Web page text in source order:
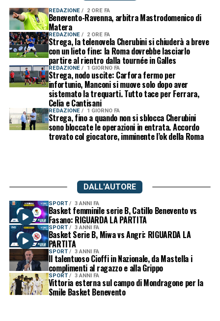
REDAZIONE 2 ORE FA
Benevento-Ravenna, arbitra Mastrodomenico di
Matera
REDAZIONE 2 ORE FA
Strega, la telenovela Cherubini si chiuderà a breve
con un lieto fine: la Roma dovrebbe lasciarlo
partire al rientro dalla tournée in Galles
REDAZIONE 1 GIORNO FA
Strega, nodo uscite: Carfora fermo per
infortunio, Manconi si muove solo dopo aver
sistemato la trequarti. Tutto tace per Ferrara,
Celia e Cantisani
REDAZIONE 1 GIORNO FA
Strega, fino a quando non si sblocca Cherubini
sono bloccate le operazioni in entrata. Accordo
trovato col giocatore, imminente l’ok della Roma
DALL'AUTORE
SPORT 3 ANNI FA
Basket femminile serie B, Catillo Benevento vs
Fasano: RIGUARDA LA PARTITA
SPORT 3 ANNI FA
Basket Serie B, Miwa vs Angri: RIGUARDA LA
PARTITA
SPORT 3 ANNI FA
Il talentuoso Cioffi in Nazionale, da Mastella i
complimenti al ragazzo e alla Grippo
SPORT 3 ANNI FA
Vittoria esterna sul campo di Mondragone per la
Smile Basket Benevento